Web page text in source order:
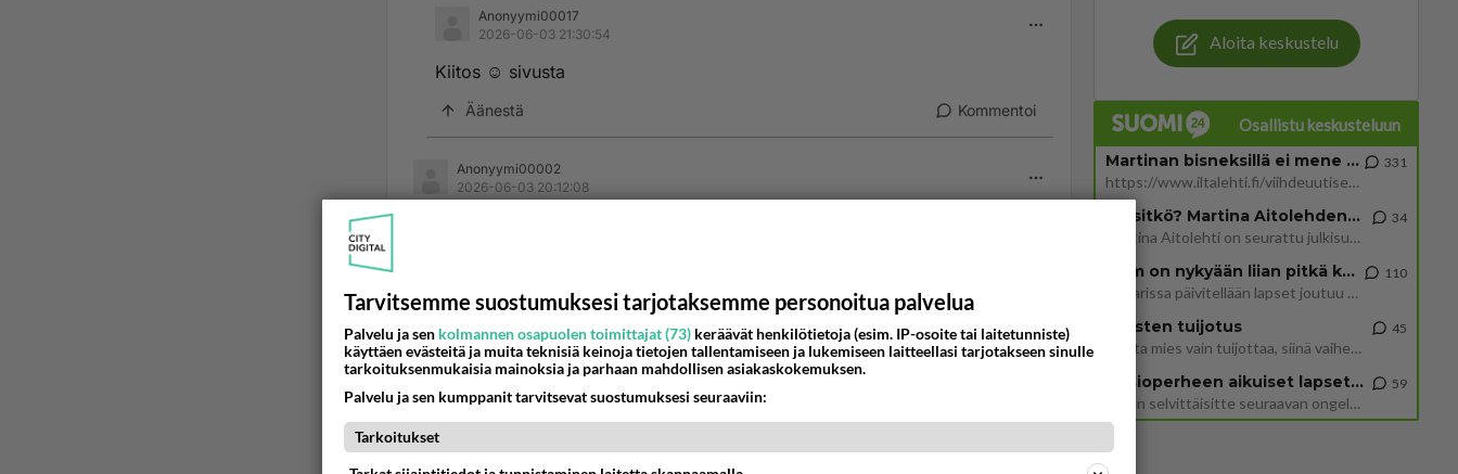
Anonyymi00017
2026-06-03 21:30:54
Kiitos ☺️ sivusta
Äänestä Kommentoi
Anonyymi00002
2026-06-03 20:12:08
Aloita keskustelu
Osallistu keskusteluun
Martinan bisneksillä ei mene hyvin
https://www.iltalehti.fi/viihdeuutiset/a/c46da6ab-340f-4790-aaa7-0865eed2336 Yrityksen konkurssihakemus on tullut kärä
331
Tiesitkö? Martina Aitolehden isäpuoli on tämä suosittu laulaja
Martina Aitolehti on seurattu julkisuuden henkilö. Lähipiiriin mahtuu muitakin tunnettuja henkilöitä. Tiesitkö, että Ma
34
2 km on nykyään liian pitkä koulumatka
Hesarissa päivitellään lapset joutuu nyt kulkemaan 2 km kouluun jösses. Ruostefillarilla tuo matka menee vaikka miten äk
110
Miesten tuijotus
Mutta mies vain tuijottaa, siinä vaiheessa käännän itse pään pois. Mikä juttu? Yleensä jos joku tuijottaa tai katsoo, hä
45
Uusioperheen aikuiset lapset tyhjentää jääkaapin käydessään
Miten selvittäisitte seuraavan ongelman, meillä on uusioperhe, minulla teini-ikäiset lapset ja puolisolla aikuiset, jotk
59
Tarvitsemme suostumuksesi tarjotaksemme personoitua palvelua
Palvelu ja sen kolmannen osapuolen toimittajat (73) keräävät henkilötietoja (esim. IP-osoite tai laitetunniste)
käyttäen evästeitä ja muita teknisiä keinoja tietojen tallentamiseen ja lukemiseen laitteellasi tarjotakseen sinulle
tarkoituksenmukaisia mainoksia ja parhaan mahdollisen asiakaskokemuksen.
Palvelu ja sen kumppanit tarvitsevat suostumuksesi seuraaviin:
Tarkoitukset